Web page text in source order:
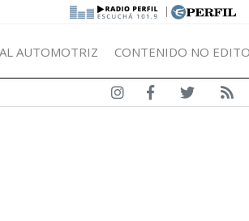
|
AUTOMOTRIZ CONTENIDO NO